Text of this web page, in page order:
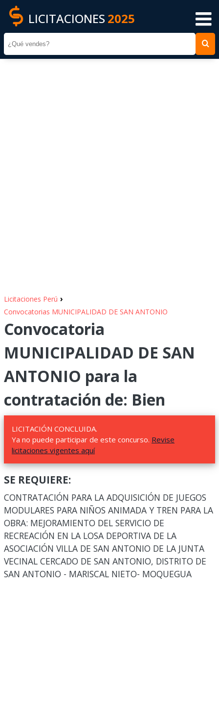
LICITACIONES 2025
Licitaciones Perú ›
Convocatorias MUNICIPALIDAD DE SAN ANTONIO
Convocatoria
MUNICIPALIDAD DE SAN
ANTONIO para la
contratación de: Bien
LICITACIÓN CONCLUIDA.
Ya no puede participar de este concurso. Revise
licitaciones vigentes aquí
SE REQUIERE:
CONTRATACIÓN PARA LA ADQUISICIÓN DE JUEGOS
MODULARES PARA NIÑOS ANIMADA Y TREN PARA LA
OBRA: MEJORAMIENTO DEL SERVICIO DE
RECREACIÓN EN LA LOSA DEPORTIVA DE LA
ASOCIACIÓN VILLA DE SAN ANTONIO DE LA JUNTA
VECINAL CERCADO DE SAN ANTONIO, DISTRITO DE
SAN ANTONIO - MARISCAL NIETO- MOQUEGUA